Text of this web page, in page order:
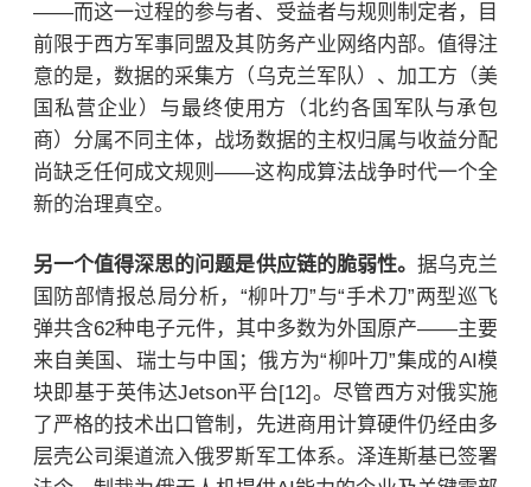
——而这一过程的参与者、受益者与规则制定者，目
前限于西方军事同盟及其防务产业网络内部。值得注
意的是，数据的采集方（乌克兰军队）、加工方（美
国私营企业）与最终使用方（北约各国军队与承包
商）分属不同主体，战场数据的主权归属与收益分配
尚缺乏任何成文规则——这构成算法战争时代一个全
新的治理真空。
另一个值得深思的问题是供应链的脆弱性。 据乌克兰
国防部情报总局分析，“柳叶刀”与“手术刀”两型巡飞
弹共含62种电子元件，其中多数为外国原产——主要
来自美国、瑞士与中国；俄方为“柳叶刀”集成的AI模
块即基于英伟达Jetson平台[12]。尽管西方对俄实施
了严格的技术出口管制，先进商用计算硬件仍经由多
层壳公司渠道流入俄罗斯军工体系。泽连斯基已签署